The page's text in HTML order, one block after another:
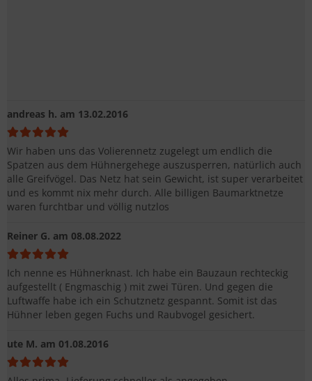
andreas h. am 13.02.2016
Wir haben uns das Volierennetz zugelegt um endlich die
Spatzen aus dem Hühnergehege auszusperren, natürlich auch
alle Greifvögel. Das Netz hat sein Gewicht, ist super verarbeitet
und es kommt nix mehr durch. Alle billigen Baumarktnetze
waren furchtbar und völlig nutzlos
Reiner G. am 08.08.2022
Ich nenne es Hühnerknast. Ich habe ein Bauzaun rechteckig
aufgestellt ( Engmaschig ) mit zwei Türen. Und gegen die
Luftwaffe habe ich ein Schutznetz gespannt. Somit ist das
Hühner leben gegen Fuchs und Raubvogel gesichert.
ute M. am 01.08.2016